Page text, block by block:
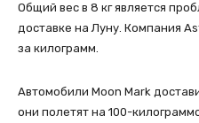
Общий вес в 8 кг является
доставке на Луну. Компания
за килограмм.
Автомобили Moon Mark
они полетят на 100-